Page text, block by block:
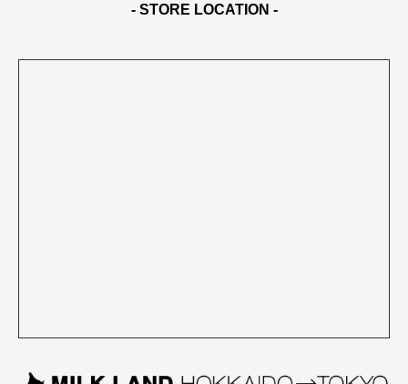
- STORE LOCATION -